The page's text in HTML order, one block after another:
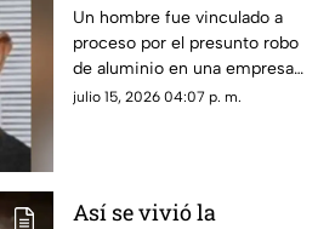
agravado contra
empresa recicladora en
Chihuahua
Un hombre fue vinculado a
proceso por el presunto robo
de aluminio en una empresa
recicladora de la ciudad de
julio 15, 2026 04:07 p. m.
Así se vivió la